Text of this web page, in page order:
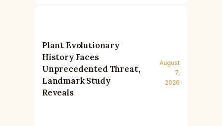
Plant Evolutionary
History Faces
Unprecedented Threat,
Landmark Study
Reveals
August
7,
2026